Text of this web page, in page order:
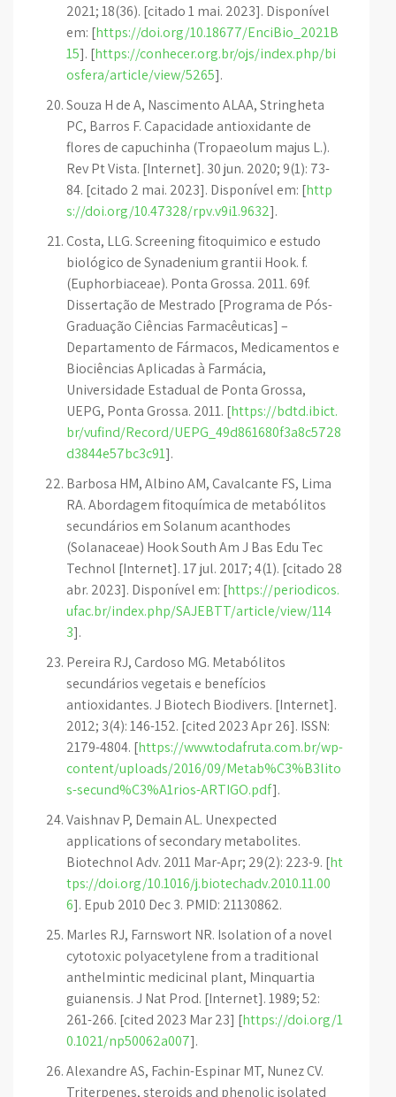
2021; 18(36). [citado 1 mai. 2023]. Disponível
em: [https://doi.org/10.18677/EnciBio_2021B
15]. [https://conhecer.org.br/ojs/index.php/bi
osfera/article/view/5265].
Souza H de A, Nascimento ALAA, Stringheta
PC, Barros F. Capacidade antioxidante de
flores de capuchinha (Tropaeolum majus L.).
Rev Pt Vista. [Internet]. 30 jun. 2020; 9(1): 73-
84. [citado 2 mai. 2023]. Disponível em: [http
s://doi.org/10.47328/rpv.v9i1.9632].
Costa, LLG. Screening fitoquimico e estudo
biológico de Synadenium grantii Hook. f.
(Euphorbiaceae). Ponta Grossa. 2011. 69f.
Dissertação de Mestrado [Programa de Pós-
Graduação Ciências Farmacêuticas] –
Departamento de Fármacos, Medicamentos e
Biociências Aplicadas à Farmácia,
Universidade Estadual de Ponta Grossa,
UEPG, Ponta Grossa. 2011. [https://bdtd.ibict.
br/vufind/Record/UEPG_49d861680f3a8c5728
d3844e57bc3c91].
Barbosa HM, Albino AM, Cavalcante FS, Lima
RA. Abordagem fitoquímica de metabólitos
secundários em Solanum acanthodes
(Solanaceae) Hook South Am J Bas Edu Tec
Technol [Internet]. 17 jul. 2017; 4(1). [citado 28
abr. 2023]. Disponível em: [https://periodicos.
ufac.br/index.php/SAJEBTT/article/view/114
3].
Pereira RJ, Cardoso MG. Metabólitos
secundários vegetais e benefícios
antioxidantes. J Biotech Biodivers. [Internet].
2012; 3(4): 146-152. [cited 2023 Apr 26]. ISSN:
2179-4804. [https://www.todafruta.com.br/wp-
content/uploads/2016/09/Metab%C3%B3lito
s-secund%C3%A1rios-ARTIGO.pdf].
Vaishnav P, Demain AL. Unexpected
applications of secondary metabolites.
Biotechnol Adv. 2011 Mar-Apr; 29(2): 223-9. [ht
tps://doi.org/10.1016/j.biotechadv.2010.11.00
6]. Epub 2010 Dec 3. PMID: 21130862.
Marles RJ, Farnswort NR. Isolation of a novel
cytotoxic polyacetylene from a traditional
anthelmintic medicinal plant, Minquartia
guianensis. J Nat Prod. [Internet]. 1989; 52:
261-266. [cited 2023 Mar 23] [https://doi.org/1
0.1021/np50062a007].
Alexandre AS, Fachin-Espinar MT, Nunez CV.
Triterpenes, steroids and phenolic isolated